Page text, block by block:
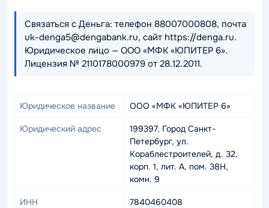
Связаться с Деньга: телефон 88007000808, почта
uk-denga5@dengabank.ru, сайт https://denga.ru.
Юридическое лицо — ООО «МФК «ЮПИТЕР 6».
Лицензия № 2110178000979 от 28.12.2011.
Юридическое название ООО «МФК «ЮПИТЕР 6»
Юридический адрес
199397, Город Санкт-
Петербург, ул.
Кораблестроителей, д. 32,
корп. 1, лит. А, пом. 38Н,
комн. 9
ИНН 7840460408